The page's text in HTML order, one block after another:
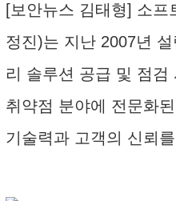
[보안뉴스 김태형] 소프
정진)는 지난 2007년
리 솔루션 공급 및 점
취약점 분야에 전문화
기술력과 고객의 신뢰